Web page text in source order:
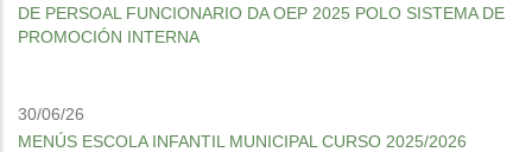
DE PERSOAL FUNCIONARIO DA OEP 2025 POLO SISTEMA DE
PROMOCIÓN INTERNA
30/06/26
MENÚS ESCOLA INFANTIL MUNICIPAL CURSO 2025/2026